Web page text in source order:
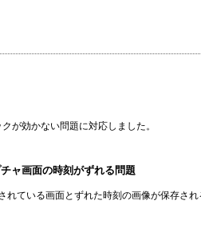
が効かない問題に対応しました。
ャ画面の時刻がずれる問題
れている画面とずれた時刻の画像が保存され